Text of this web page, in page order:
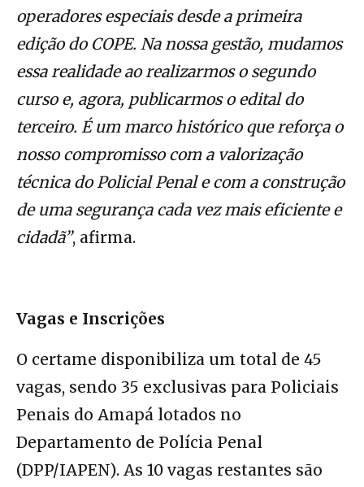
operadores especiais desde a primeira
edição do COPE. Na nossa gestão, mudamos
essa realidade ao realizarmos o segundo
curso e, agora, publicarmos o edital do
terceiro. É um marco histórico que reforça o
nosso compromisso com a valorização
técnica do Policial Penal e com a construção
de uma segurança cada vez mais eficiente e
cidadã”, afirma.
Vagas e Inscrições
O certame disponibiliza um total de 45
vagas, sendo 35 exclusivas para Policiais
Penais do Amapá lotados no
Departamento de Polícia Penal
(DPP/IAPEN). As 10 vagas restantes são